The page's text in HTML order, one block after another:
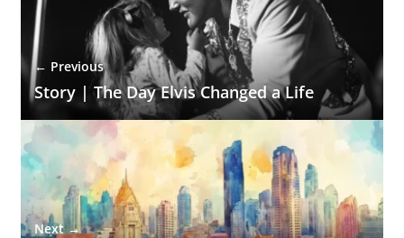
← Previous
Story | The Day Elvis Changed a Life
Next →